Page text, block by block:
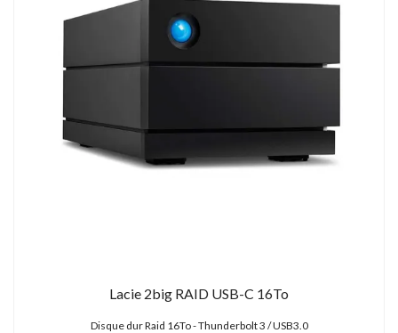
Lacie 2big RAID USB-C 16To
Disque dur Raid 16To - Thunderbolt 3 / USB3.0